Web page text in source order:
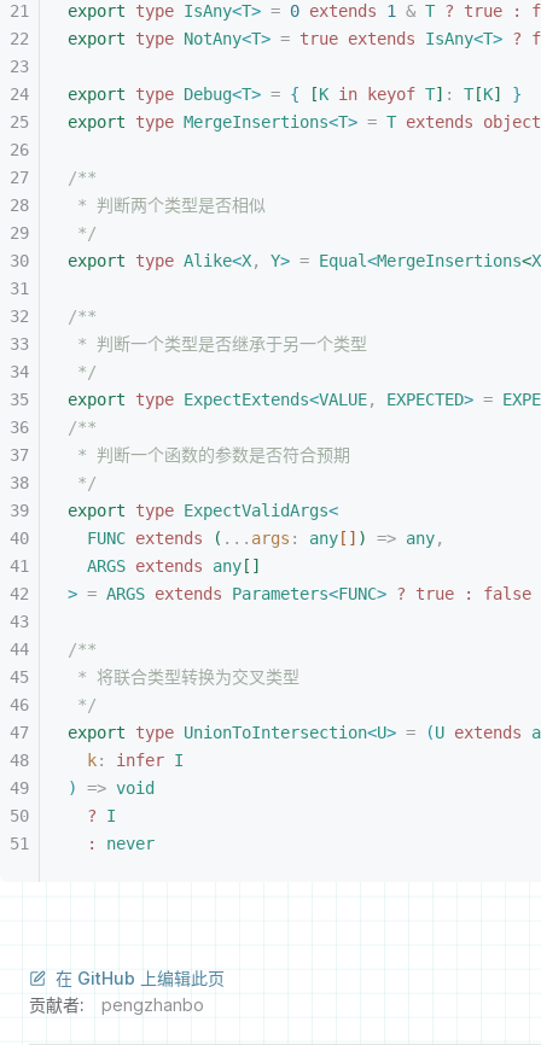
export type IsAny<T> = 0 extends 1 & T ? true :
export type NotAny<T> = true extends IsAny<T> ?
export type Debug<T> = { [K in keyof T] : T [K]
}
export type MergeInsertions<T> = T extends object
/**
* 判断两个类型是否相似
*/
export type Alike<X, Y> = Equal<MergeInsertions<X
/**
* 判断一个类型是否继承于另一个类型
*/
export type ExpectExtends<VALUE, EXPECTED> =
/**
* 判断一个函数的参数是否符合预期
*/
export type ExpectValidArgs<
FUNC extends ( ... args : any [ ] ) => any,
ARGS extends any [ ]
> = ARGS extends Parameters<FUNC> ? true : false
/**
* 将联合类型转换为交叉类型
*/
export type UnionToIntersection<U> = (U extends
k: infer I
)
=> void
? I
:
never
在 GitHub 上编辑此页
贡献者:
pengzhanbo